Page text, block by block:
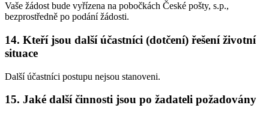
Vaše žádost bude vyřízena na pobočkách České pošty, s.p.,
bezprostředně po podání žádosti.
14. Kteří jsou další účastníci (dotčení) řešení životní
situace
Další účastníci postupu nejsou stanoveni.
15. Jaké další činnosti jsou po žadateli požadovány